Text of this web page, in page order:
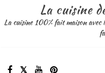
contenu
La cuisine
La cuisine 100% fait maison avec